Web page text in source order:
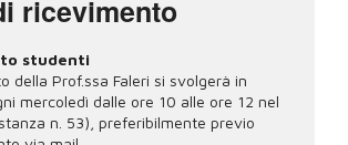
ricevimento
studenti
della Prof.ssa Faleri si svolgerà in
mercoledì dalle ore 10 alle ore 12 nel
n. 53), preferibilmente previo